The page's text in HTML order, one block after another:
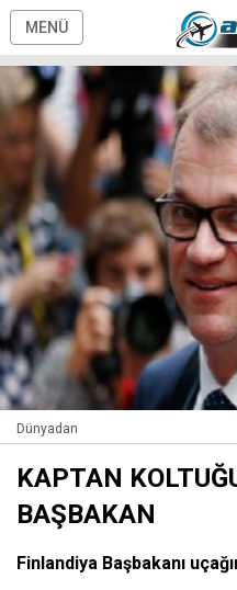
MENÜ
Dünyadan
KAPTAN
BAŞBAKAN
Finlandiya Başbakanı